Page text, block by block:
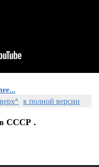
к полной версии
СССР .